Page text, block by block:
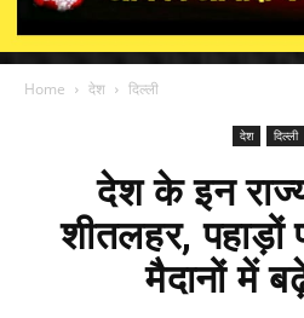
Home देश दिल्ली
देश दिल्ली
देश के इन
शीतलहर, पहाड़ों
मैदानों में